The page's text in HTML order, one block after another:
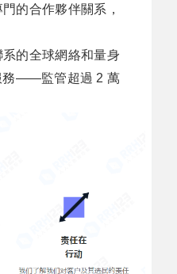
的合作夥伴關系，
的全球網絡和量身
務——監管超過 2 萬